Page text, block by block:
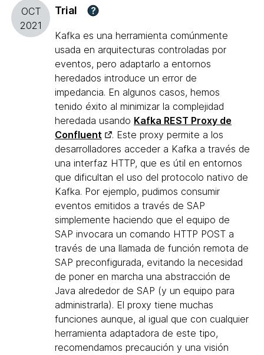
OCT
2021
Trial ?
Kafka es una herramienta comúnmente
usada en arquitecturas controladas por
eventos, pero adaptarlo a entornos
heredados introduce un error de
impedancia. En algunos casos, hemos
tenido éxito al minimizar la complejidad
heredada usando Kafka REST Proxy de
Confluent
. Este proxy permite a los
desarrolladores acceder a Kafka a través de
una interfaz HTTP, que es útil en entornos
que dificultan el uso del protocolo nativo de
Kafka. Por ejemplo, pudimos consumir
eventos emitidos a través de SAP
simplemente haciendo que el equipo de
SAP invocara un comando HTTP POST a
través de una llamada de función remota de
SAP preconfigurada, evitando la necesidad
de poner en marcha una abstracción de
Java alrededor de SAP (y un equipo para
administrarla). El proxy tiene muchas
funciones aunque, al igual que con cualquier
herramienta adaptadora de este tipo,
recomendamos precaución y una visión